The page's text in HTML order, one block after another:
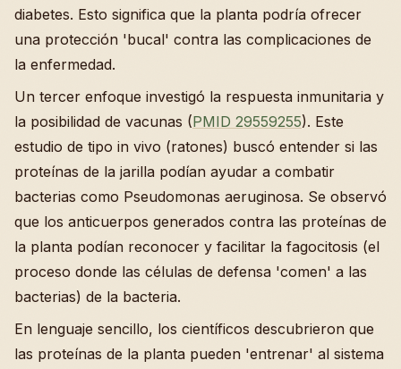
diabetes. Esto significa que la planta podría ofrecer
una protección 'bucal' contra las complicaciones de
la enfermedad.
Un tercer enfoque investigó la respuesta inmunitaria y
la posibilidad de vacunas (PMID 29559255). Este
estudio de tipo in vivo (ratones) buscó entender si las
proteínas de la jarilla podían ayudar a combatir
bacterias como Pseudomonas aeruginosa. Se observó
que los anticuerpos generados contra las proteínas de
la planta podían reconocer y facilitar la fagocitosis (el
proceso donde las células de defensa 'comen' a las
bacterias) de la bacteria.
En lenguaje sencillo, los científicos descubrieron que
las proteínas de la planta pueden 'entrenar' al sistema